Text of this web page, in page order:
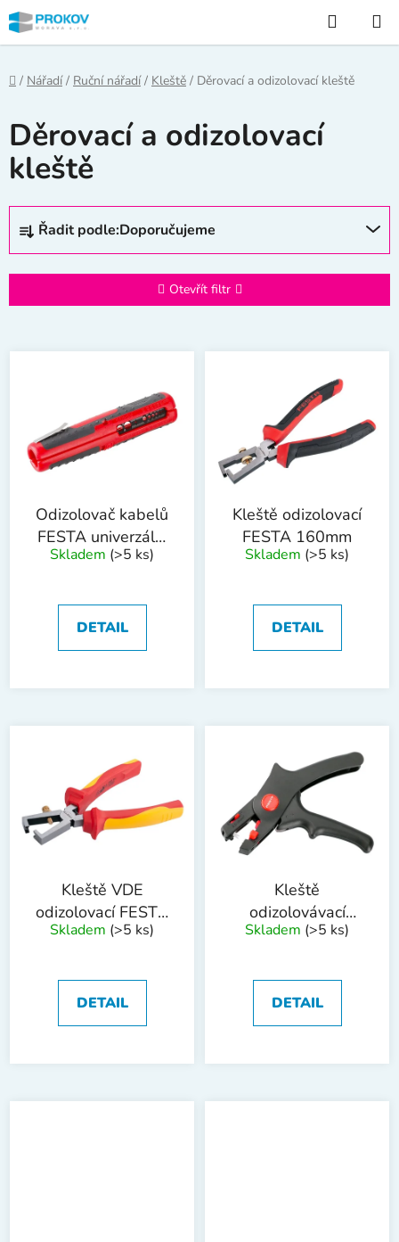
Přejít
na
obsah
Hledat
Domů
/ Nářadí / Ruční nářadí / Kleště / Děrovací a odizolovací kleště
Děrovací a odizolovací
kleště
Ř
z
n
p
Řadit podle:Doporučujeme
Otevřít filtr
V
Odizolovač kabelů
FESTA univerzální
125mm
Skladem (>5 ks)
DETAIL
Kleště odizolovací
FESTA 160mm
Skladem (>5 ks)
DETAIL
Kleště VDE
odizolovací FESTA
160mm
Skladem (>5 ks)
DETAIL
Kleště
odizolovávací
FESTA 0.5 -
Skladem (>5 ks)
DETAIL